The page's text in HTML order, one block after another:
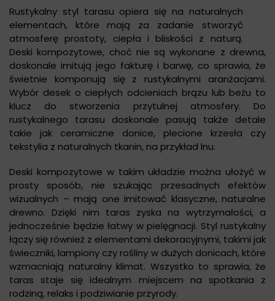
Rustykalny styl tarasu opiera się na naturalnych
elementach, które mają za zadanie stworzyć
atmosferę prostoty, ciepła i bliskości z naturą.
Deski kompozytowe, choć nie są wykonane z drewna,
doskonale imitują jego fakturę i barwę, co sprawia, że
świetnie komponują się z rustykalnymi aranżacjami.
Wybór desek o ciepłych odcieniach brązu lub beżu to
klucz do stworzenia przytulnej atmosfery. Do
rustykalnego tarasu doskonale pasują także detale
takie jak ceramiczne donice, plecione krzesła czy
tekstylia z naturalnych tkanin, na przykład lnu.
Deski kompozytowe w takim układzie można ułożyć w
prosty sposób, nie szukając przesadnych efektów
wizualnych – mają one imitować klasyczne, naturalne
drewno. Dzięki nim taras zyska na wytrzymałości, a
jednocześnie będzie łatwy w pielęgnacji. Styl rustykalny
łączy się również z elementami dekoracyjnymi, takimi jak
świeczniki, lampiony czy rośliny w dużych donicach, które
wzmacniają naturalny klimat. Wszystko to sprawia, że
taras staje się idealnym miejscem na spotkania z
rodziną, relaks i podziwianie przyrody.